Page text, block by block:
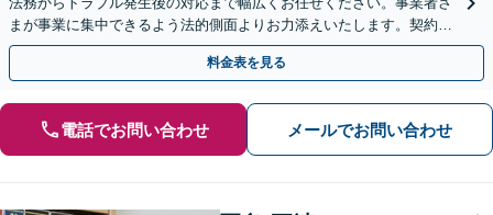
まが事業に集中できるよう法的側面よりお力添えいたします。契約書
作成、企業間トラブル、労使問題、不祥事対応など
料金表を見る
電話でお問い合わせ メールでお問い合わせ